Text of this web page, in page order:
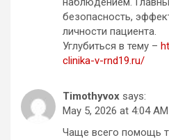
безопасность,
личности пациента.
Углубиться в тему –
clinika-v-rnd19.ru/
Timothyvox says:
May 5, 2026 at 4:04 AM
Чаще всего помощь